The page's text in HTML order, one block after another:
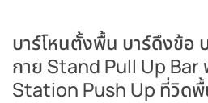
บาร์โหนตั้งพื้น บาร์ดึงข้อ
กาย Stand Pull Up Bar
Station Push Up ที่วิดพื้